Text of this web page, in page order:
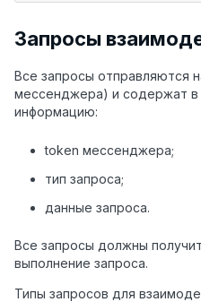
Запросы
Все запросы отправляются
мессенджера) и содержат
информацию:
token мессенджера;
тип запроса;
данные запроса.
Все запросы должны
выполнение запроса.
Типы запросов для